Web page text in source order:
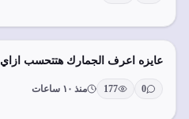
عايزه اعرف الجمارك هتتحسب ازاي
0
177 منذ ١٠ ساعات